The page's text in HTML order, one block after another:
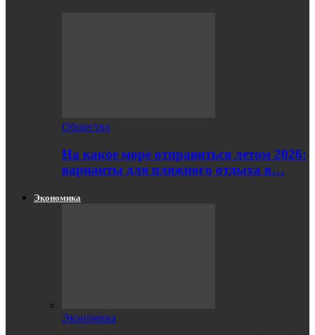
Общество
На какое море отправиться летом 2026:
варианты для пляжного отдыха в…
Экономика
Экономика